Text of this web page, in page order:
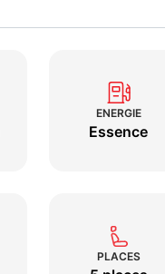
ENERGIE
Essence
PLACES